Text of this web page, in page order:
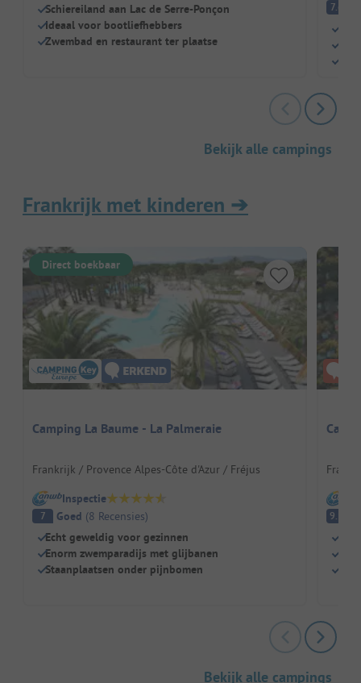
Schiereiland aan Lac de Serre-Ponçon
Ideaal voor bootliefhebbers
Zwembad en restaurant ter plaatse
7.6
Bekijk alle campings
Frankrijk met kinderen ➔
Direct boekbaar
Camping La Baume - La Palmeraie
Frankrijk / Provence Alpes-Côte d'Azur / Fréjus
Inspectie
7 Goed (8 Recensies)
Echt geweldig voor gezinnen
Enorm zwemparadijs met glijbanen
Staanplaatsen onder pijnbomen
9.1
Bekijk alle campings